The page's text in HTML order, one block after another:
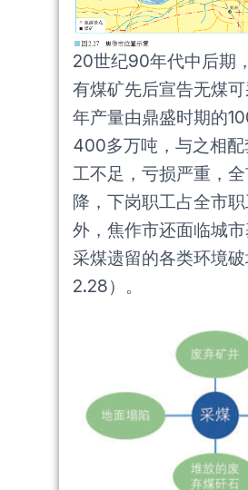
20世纪90年代中后期
有煤矿先后宣告无煤
年产量由鼎盛时期的
400多万吨，与之相
工不足，亏损严重，
降，下岗职工占全市
外，焦作市还面临城市
采煤遗留的各类环境
2.28）。